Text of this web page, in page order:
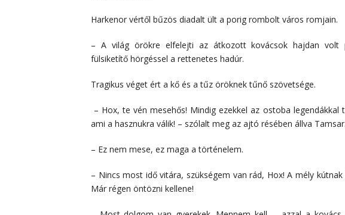
Harkenor vértől bűzös diadalt ült a porig rombolt város romjain.
– A világ örökre elfelejti az átkozott kovácsok hajdan volt
fülsiketítő hörgéssel a rettenetes hadúr.
Tragikus véget ért a kő és a tűz öröknek tűnő szövetsége.
– Hox, te vén mesehős! Mindig ezekkel az ostoba
ami a hasznukra válik! – szólalt meg az ajtó résében állva Tamsar.
– Ez nem mese, ez maga a történelem.
– Nincs most idő vitára, szükségem van rád, Hox! A mély
Már régen öntözni kellene!